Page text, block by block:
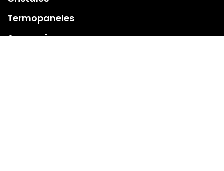
Termopaneles
Accesorios